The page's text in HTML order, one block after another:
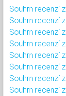
Souhrn recenzí
Souhrn recenzí
Souhrn recenzí
Souhrn recenzí
Souhrn recenzí
Souhrn recenzí
Souhrn recenzí
Souhrn recenzí